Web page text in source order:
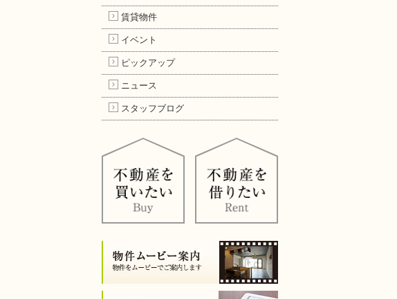
賃貸物件
イベント
ピックアップ
ニュース
スタッフブログ